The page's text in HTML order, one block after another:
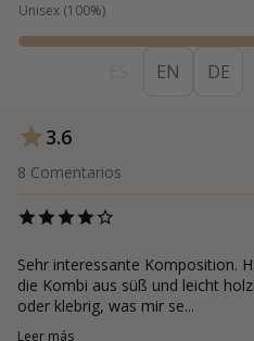
Unisex (100%)
EN DE
3.6
8 Comentarios
Sehr interessante Komposition.
die Kombi aus süß und leicht
oder klebrig, was mir se...
Leer más